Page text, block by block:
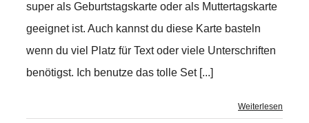
super als Geburtstagskarte oder als Muttertagskarte
geeignet ist. Auch kannst du diese Karte basteln
wenn du viel Platz für Text oder viele Unterschriften
benötigst. Ich benutze das tolle Set [...]
Weiterlesen